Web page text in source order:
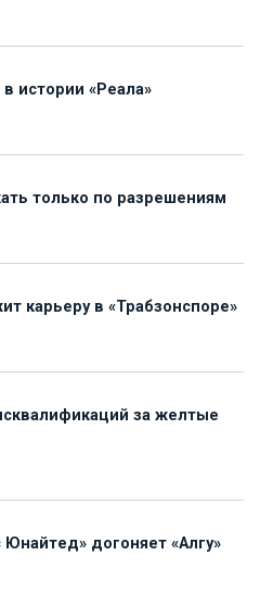
истории «Реала»
только по разрешениям
карьеру в «Трабзонспоре»
за желтые
догоняет «Алгу»